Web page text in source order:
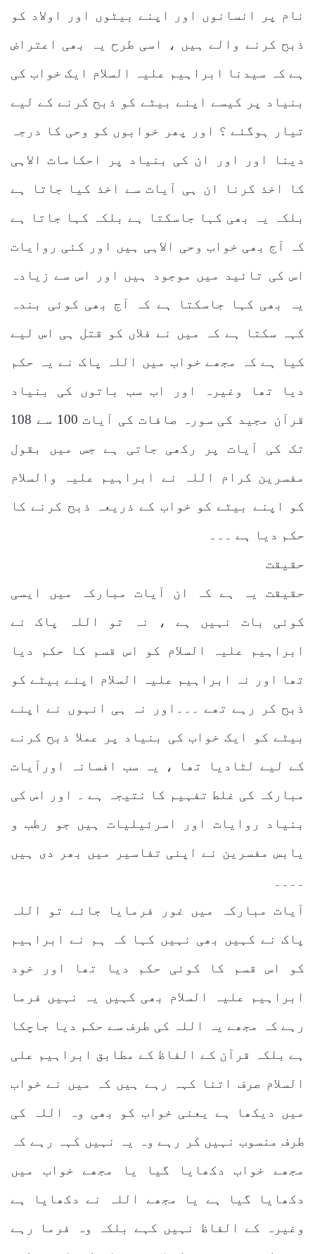
نام پر انسانوں اور اپنے بیٹوں اور اولاد کو
ذبح کرنے والے ہیں ، اسی طرح یہ بھی اعتراض
ہے کہ سیدنا ابراہیم علیہ السلام ایک خواب کی
بنیاد پر کیسے اپنے بیٹے کو ذبح کرنے کے لیے
تیار ہوگئے ؟ اور پھر خوابوں کو وحی کا درجہ
دینا اور اور ان کی بنیاد پر احکامات الاہی
کا اخذ کرنا ان ہی آیات سے اخذ کیا جاتا ہے
بلکہ یہ بھی کہا جاسکتا ہے بلکہ کہا جاتا ہے
کہ آج بھی خواب وحی الاہی ہیں اور کئی روایات
اس کی تائید میں موجود ہیں اور اس سے زیادہ
یہ بھی کہا جاسکتا ہے کہ آج بھی کوئی بندہ
کہہ سکتا ہے کہ میں نے فلاں کو قتل ہی اس لیے
کیا ہے کہ مجھے خواب میں اللہ پاک نے یہ حکم
دیا تھا وغیرہ اور اب سب باتوں کی بنیاد
قرآن مجید کی سورہ صافات کی آیات 100 سے 108
تک کی آیات پر رکھی جاتی ہے جس میں بقول
مفسرین کرام اللہ نے ابراہیم علیہ والسلام
کو اپنے بیٹے کو خواب کے ذریعہ ذبح کرنے کا
حکم دیا ہے ۔۔۔
حقیقت
حقیقت یہ ہے کہ ان آیات مبارکہ میں ایسی
کوئی بات نہیں ہے ، نہ تو اللہ پاک نے
ابراہیم علیہ السلام کو اس قسم کا حکم دیا
تھا اور نہ ابراہیم علیہ السلام اپنے بیٹے کو
ذبح کر رہے تھے ۔۔۔اور نہ ہی انہوں نے اپنے
بیٹے کو ایک خواب کی بنیاد پر عملا ذبح کرنے
کے لیے لٹادیا تھا ، یہ سب افسانہ اورآیات
مبارکہ کی غلط تفہیم کا نتیجہ ہے ۔ اور اس کی
بنیاد روایات اور اسرئیلیات ہیں جو رطب و
یابس مفسرین نے اپنی تفاسیر میں بھر دی ہیں
۔۔۔۔
آیات مبارکہ میں غور فرمایا جائے تو اللہ
پاک نے کہیں بھی نہیں کہا کہ ہم نے ابراہیم
کو اس قسم کا کوئی حکم دیا تھا اور خود
ابراہیم علیہ السلام بھی کہیں یہ نہیں فرما
رہے کہ مجھے یہ اللہ کی طرف سے حکم دیا جاچکا
ہے بلکہ قرآن کے الفاظ کے مطابق ابراہیم علی
السلام صرف اتنا کہہ رہے ہیں کہ میں نے خواب
میں دیکھا ہے یعنی خواب کو بھی وہ اللہ کی
طرف منسوب نہیں کر رہے وہ یہ نہیں کہہ رہے کہ
مجھے خواب دکھایا گیا یا مجھے خواب میں
دکھایا گیا ہے یا مجھے اللہ نے دکھایا ہے
وغیرہ کے الفاظ نہیں کہے بلکہ وہ فرما رہے